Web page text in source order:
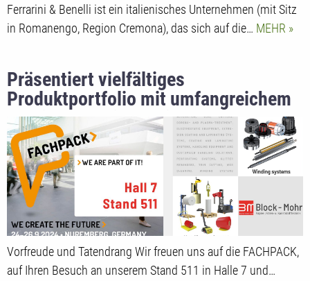
Ferrarini & Benelli ist ein italienisches Unternehmen (mit Sitz
in Romanengo, Region Cremona), das sich auf die… MEHR
Präsentiert vielfältiges
Produktportfolio mit umfangreichem
Service und Dienstleistungen auf der
Fakuma 2024
Vorfreude und Tatendrang Wir freuen uns auf die FACHPACK,
auf Ihren Besuch an unserem Stand 511 in Halle 7 und…